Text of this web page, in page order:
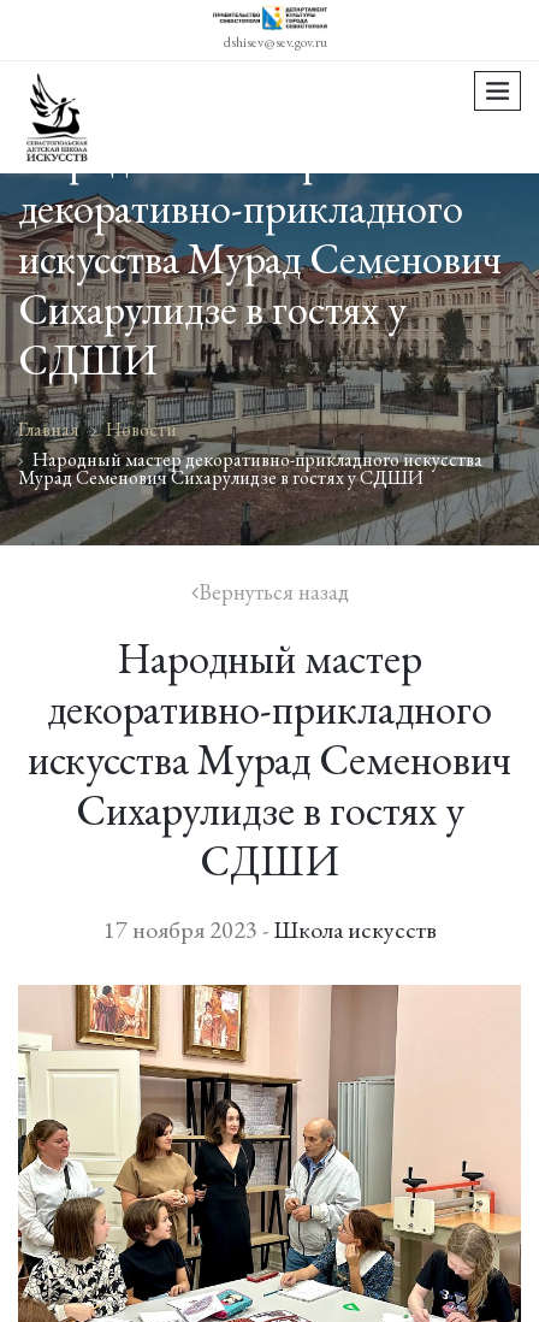
dshisev@sev.gov.ru
menu
Народный мастер
декоративно-прикладного
искусства Мурад Семенович
Сихарулидзе в гостях у
СДШИ
Главная
Новости
Народный мастер декоративно-прикладного искусства
Мурад Семенович Сихарулидзе в гостях у СДШИ
icon
Вернуться назад
Народный мастер
декоративно-прикладного
искусства Мурад Семенович
Сихарулидзе в гостях у
СДШИ
17 ноября 2023 -Школа искусств